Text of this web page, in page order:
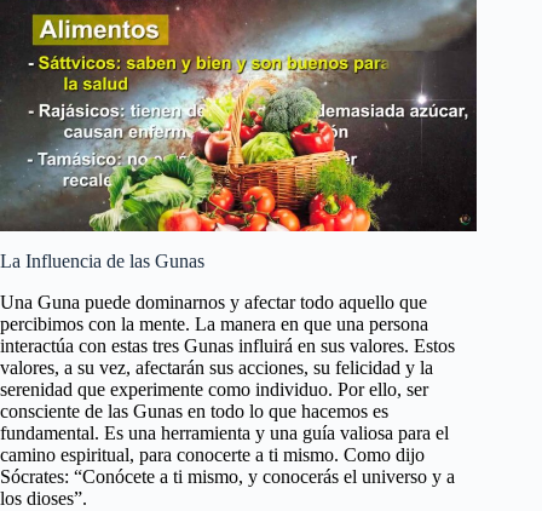
La Influencia de las Gunas
Una Guna puede dominarnos y afectar todo aquello que
percibimos con la mente. La manera en que una persona
interactúa con estas tres Gunas influirá en sus valores. Estos
valores, a su vez, afectarán sus acciones, su felicidad y la
serenidad que experimente como individuo. Por ello, ser
consciente de las Gunas en todo lo que hacemos es
fundamental. Es una herramienta y una guía valiosa para el
camino espiritual, para conocerte a ti mismo. Como dijo
Sócrates: “Conócete a ti mismo, y conocerás el universo y a
los dioses”.